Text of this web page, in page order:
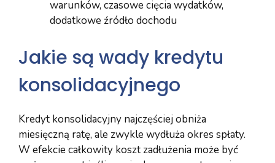
warunków, czasowe cięcia wydatków,
dodatkowe źródło dochodu
Jakie są wady kredytu
konsolidacyjnego
Kredyt konsolidacyjny najczęściej obniża
miesięczną ratę, ale zwykle wydłuża okres spłaty.
W efekcie całkowity koszt zadłużenia może być